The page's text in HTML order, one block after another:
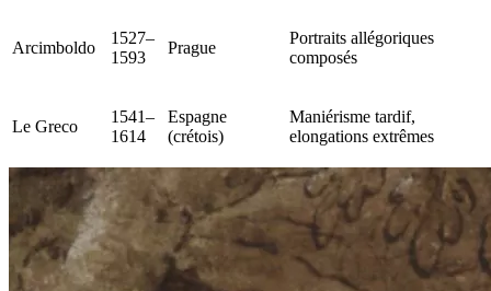
Arcimboldo
1527–
1593
Prague
Portraits allégoriques
composés
Le Greco
1541–
1614
Espagne
(crétois)
Maniérisme tardif,
elongations extrêmes